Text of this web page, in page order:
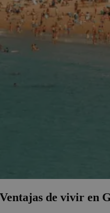
Ventajas de vivir en